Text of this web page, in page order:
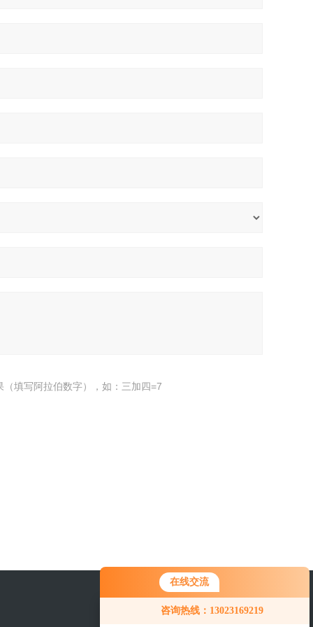
在线交流
咨询热线：13023169219
（填写阿拉伯数字），如：三加四=7